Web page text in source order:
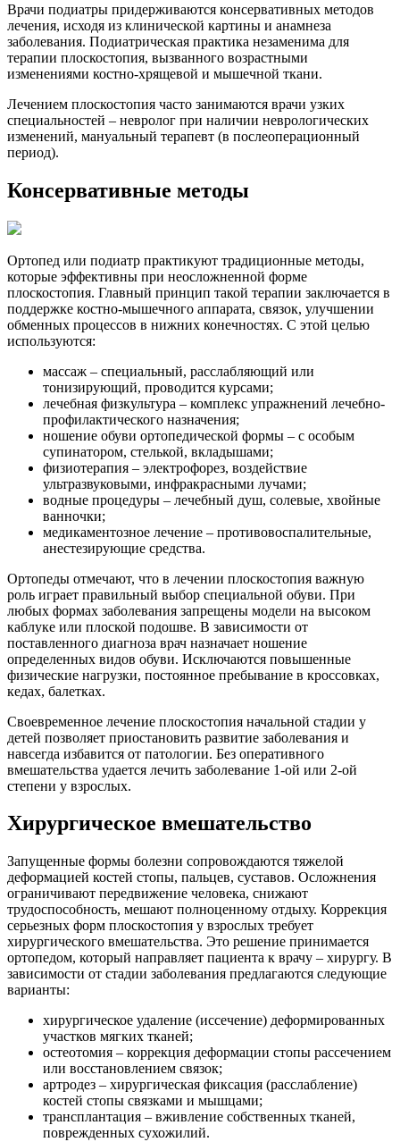
Врачи подиатры придерживаются консервативных методов
лечения, исходя из клинической картины и анамнеза
заболевания. Подиатрическая практика незаменима для
терапии плоскостопия, вызванного возрастными
изменениями костно-хрящевой и мышечной ткани.
Лечением плоскостопия часто занимаются врачи узких
специальностей – невролог при наличии неврологических
изменений, мануальный терапевт (в послеоперационный
период).
Консервативные методы
Ортопед или подиатр практикуют традиционные методы,
которые эффективны при неосложненной форме
плоскостопия. Главный принцип такой терапии заключается в
поддержке костно-мышечного аппарата, связок, улучшении
обменных процессов в нижних конечностях. С этой целью
используются:
массаж – специальный, расслабляющий или
тонизирующий, проводится курсами;
лечебная физкультура – комплекс упражнений лечебно-
профилактического назначения;
ношение обуви ортопедической формы – с особым
супинатором, стелькой, вкладышами;
физиотерапия – электрофорез, воздействие
ультразвуковыми, инфракрасными лучами;
водные процедуры – лечебный душ, солевые, хвойные
ванночки;
медикаментозное лечение – противовоспалительные,
анестезирующие средства.
Ортопеды отмечают, что в лечении плоскостопия важную
роль играет правильный выбор специальной обуви. При
любых формах заболевания запрещены модели на высоком
каблуке или плоской подошве. В зависимости от
поставленного диагноза врач назначает ношение
определенных видов обуви. Исключаются повышенные
физические нагрузки, постоянное пребывание в кроссовках,
кедах, балетках.
Своевременное лечение плоскостопия начальной стадии у
детей позволяет приостановить развитие заболевания и
навсегда избавится от патологии. Без оперативного
вмешательства удается лечить заболевание 1-ой или 2-ой
степени у взрослых.
Хирургическое вмешательство
Запущенные формы болезни сопровождаются тяжелой
деформацией костей стопы, пальцев, суставов. Осложнения
ограничивают передвижение человека, снижают
трудоспособность, мешают полноценному отдыху. Коррекция
серьезных форм плоскостопия у взрослых требует
хирургического вмешательства. Это решение принимается
ортопедом, который направляет пациента к врачу – хирургу. В
зависимости от стадии заболевания предлагаются следующие
варианты:
хирургическое удаление (иссечение) деформированных
участков мягких тканей;
остеотомия – коррекция деформации стопы рассечением
или восстановлением связок;
артродез – хирургическая фиксация (расслабление)
костей стопы связками и мышцами;
трансплантация – вживление собственных тканей,
поврежденных сухожилий.